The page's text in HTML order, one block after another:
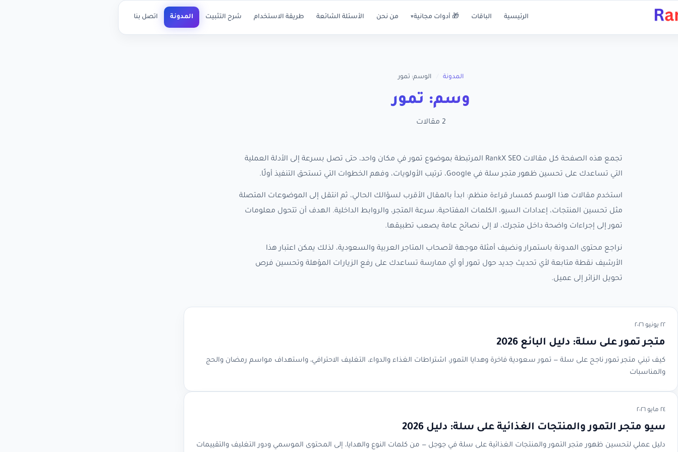
الرئيسية الباقات 🎁 أدوات مجانية▾ من نحن الأسئلة الشائعة طريقة الاستخدام شرح التثبيت المدونة اتصل بنا
المدونة الوسم: تمور
وسم: تمور
2 مقالات
تجمع هذه الصفحة كل مقالات RankX SEO المرتبطة بموضوع تمور في مكان واحد، حتى تصل بسرعة إلى الأدلة العملية
التي تساعدك على تحسين ظهور متجر سلة في Google، ترتيب الأولويات، وفهم الخطوات التي تستحق التنفيذ أولًا.
استخدم مقالات هذا الوسم كمسار قراءة منظم: ابدأ بالمقال الأقرب لسؤالك الحالي، ثم انتقل إلى الموضوعات المتصلة
مثل تحسين المنتجات، إعدادات السيو، الكلمات المفتاحية، سرعة المتجر، والروابط الداخلية. الهدف أن تتحول معلومات
تمور إلى إجراءات واضحة داخل متجرك، لا إلى نصائح عامة يصعب تطبيقها.
نراجع محتوى المدونة باستمرار ونضيف أمثلة موجهة لأصحاب المتاجر العربية والسعودية، لذلك يمكن اعتبار هذا
الأرشيف نقطة متابعة لأي تحديث جديد حول تمور أو أي ممارسة تساعدك على رفع الزيارات المؤهلة وتحسين فرص
تحويل الزائر إلى عميل.
٢٢ يونيو ٢٠٢٦
متجر تمور على سلة: دليل البائع 2026
كيف تبني متجر تمور ناجح على سلة — تمور سعودية فاخرة وهدايا التمور، اشتراطات الغذاء والدواء، التغليف الاحترافي، واستهداف مواسم رمضان والحج
والمناسبات
٢٤ مايو ٢٠٢٦
سيو متجر التمور والمنتجات الغذائية على سلة: دليل 2026
دليل عملي لتحسين ظهور متجر التمور والمنتجات الغذائية على سلة في جوجل — من كلمات النوع والهدايا، إلى المحتوى الموسمي ودور التغليف والتقييمات